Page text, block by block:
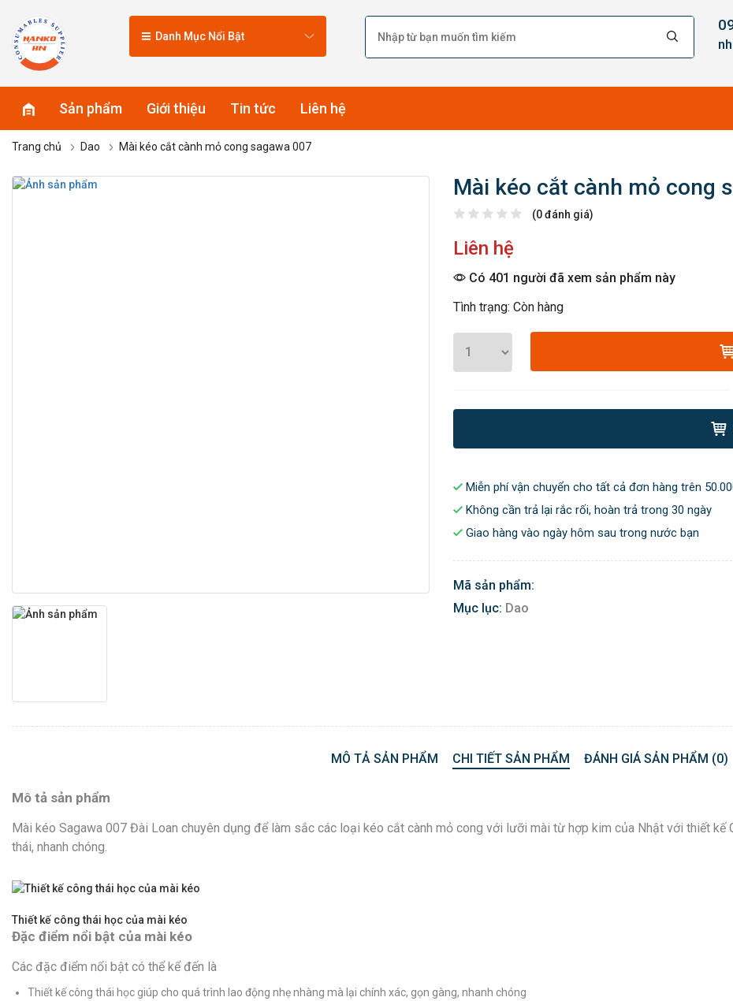
Danh Mục Nổi Bật
Sản phẩm Giới thiệu Tin tức Liên hệ
Trang chủ Dao Mài kéo cắt cành mỏ cong sagawa 007
Mài kéo cắt cành mỏ cong
(0 đánh giá)
Liên hệ
Có 401 người đã xem sản phẩm này
Tình trạng: Còn hàng
Miễn phí vận chuyển cho tất cả đơn hàng trên
Không cần trả lại rắc rối, hoàn trả trong 30 ngày
Giao hàng vào ngày hôm sau trong nước bạn
Mã sản phẩm:
Mục lục: Dao
MÔ TẢ SẢN PHẨM CHI TIẾT SẢN PHẨM ĐÁNH GIÁ SẢN PHẨM (0)
Mô tả sản phẩm
Mài kéo Sagawa 007 Đài Loan chuyên dụng để làm sắc các loại kéo cắt cành mỏ cong với lưỡi mài từ hợp kim của Nhật với thiết kế
thái, nhanh chóng.
Thiết kế công thái học của mài kéo
Đặc điểm nổi bật của mài kéo
Các đặc điểm nổi bật có thể kể đến là
Thiết kế công thái học giúp cho quá trình lao động nhẹ nhàng mà lại chính xác, gọn gàng, nhanh chóng